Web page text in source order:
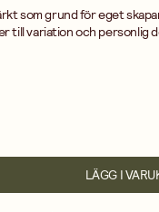
som grund för eget
till variation och personlig
LÄGG I